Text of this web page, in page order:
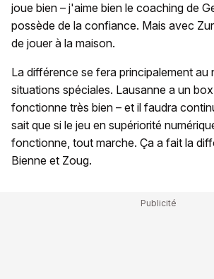
joue bien – j'aime bien le coaching de
possède de la confiance. Mais avec
de jouer à la maison.
La différence se fera principalement au
situations spéciales. Lausanne a un
fonctionne très bien – et il faudra
sait que si le jeu en supériorité
fonctionne, tout marche. Ça a fait la
Bienne et Zoug.